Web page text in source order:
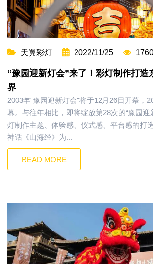
天翼彩灯 2022/11/25
“豫园迎新灯会”来了！彩灯制作打造
界
2003年“豫园迎新灯会”将于12月26日开幕，
幕。与往年相比，即将绽放第28次的“豫园迎
灯制作主题、体验感、仪式感、平台感的
神话《山海经》为...
READ MORE